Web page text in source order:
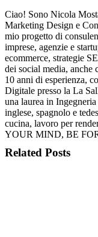
Ciao! Sono Nicola
Marketing Design e
mio progetto di
imprese, agenzie e
ecommerce, strategie
dei social media, anche
10 anni di esperienza,
Digitale presso la La
una laurea in
inglese, spagnolo e
cucina, lavoro per
YOUR MIND, BE
Related Posts